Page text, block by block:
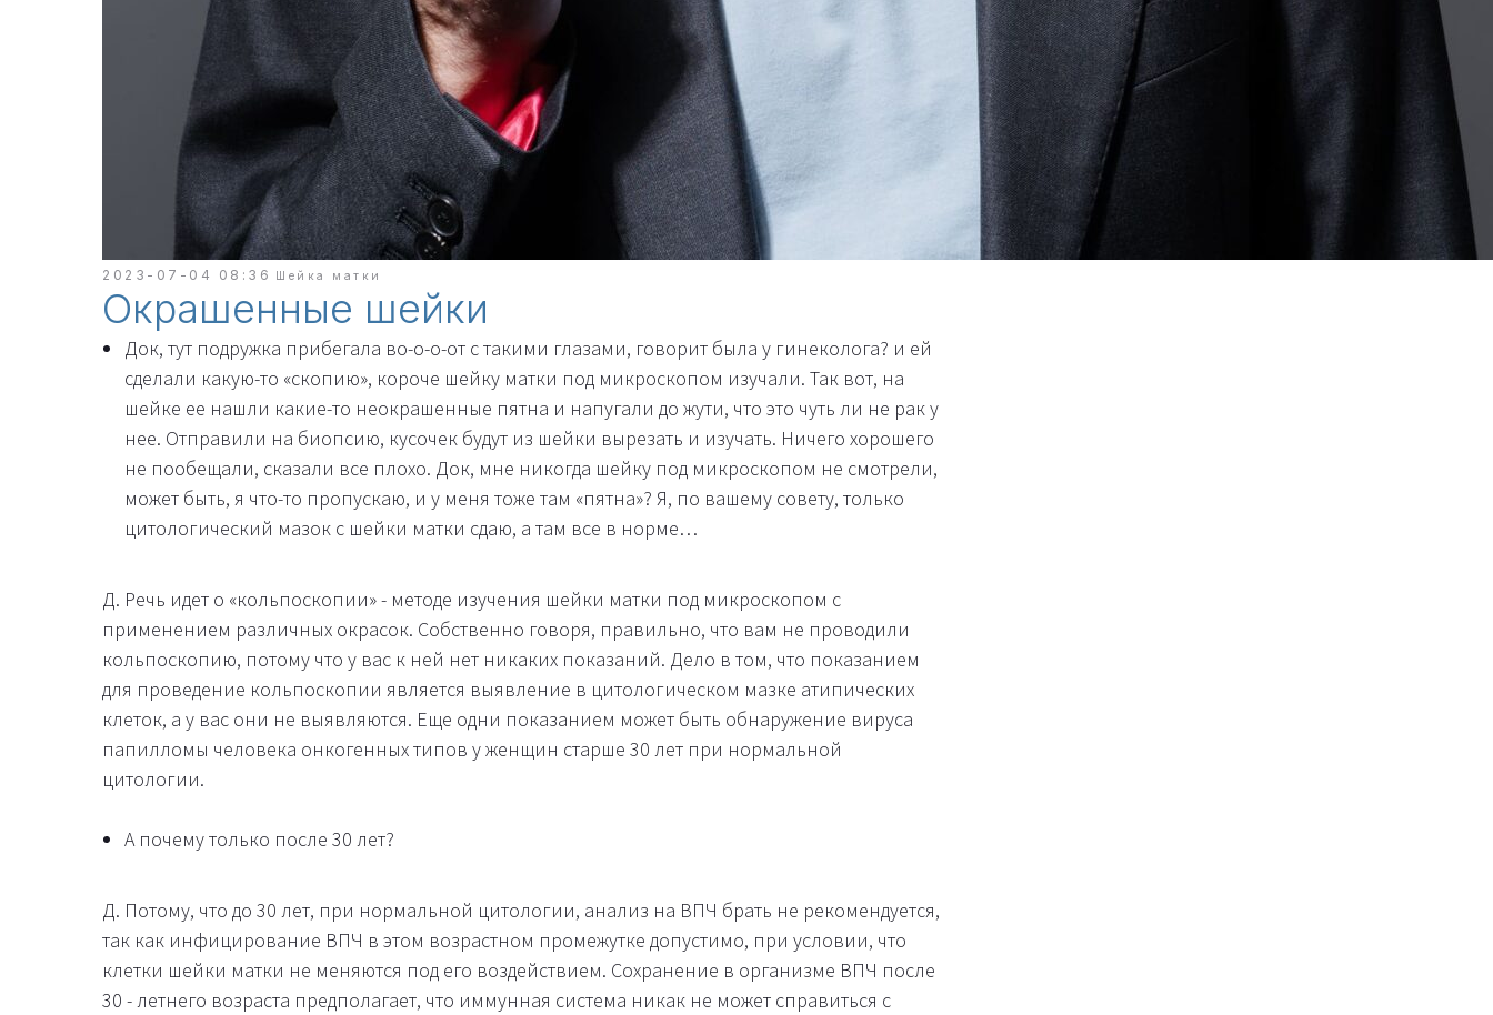
2023-07-04 08:36 Шейка матки
Окрашенные шейки
Док, тут подружка прибегала во-о-о-от с такими глазами, говорит была у гинеколога? и ей
сделали какую-то «скопию», короче шейку матки под микроскопом изучали. Так вот, на
шейке ее нашли какие-то неокрашенные пятна и напугали до жути, что это чуть ли не рак у
нее. Отправили на биопсию, кусочек будут из шейки вырезать и изучать. Ничего хорошего
не пообещали, сказали все плохо. Док, мне никогда шейку под микроскопом не смотрели,
может быть, я что-то пропускаю, и у меня тоже там «пятна»? Я, по вашему совету, только
цитологический мазок с шейки матки сдаю, а там все в норме…
Д. Речь идет о «кольпоскопии» - методе изучения шейки матки под микроскопом с
применением различных окрасок. Собственно говоря, правильно, что вам не проводили
кольпоскопию, потому что у вас к ней нет никаких показаний. Дело в том, что показанием
для проведение кольпоскопии является выявление в цитологическом мазке атипических
клеток, а у вас они не выявляются. Еще одни показанием может быть обнаружение вируса
папилломы человека онкогенных типов у женщин старше 30 лет при нормальной
цитологии.
А почему только после 30 лет?
Д. Потому, что до 30 лет, при нормальной цитологии, анализ на ВПЧ брать не рекомендуется,
так как инфицирование ВПЧ в этом возрастном промежутке допустимо, при условии, что
клетки шейки матки не меняются под его воздействием. Сохранение в организме ВПЧ после
30 - летнего возраста предполагает, что иммунная система никак не может справиться с